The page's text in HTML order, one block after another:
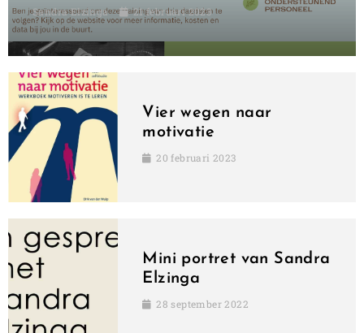
Sandra Elzinga 21 februari 2023
Vier wegen naar
motivatie
20 februari 2023
Mini portret van Sandra
Elzinga
28 september 2022